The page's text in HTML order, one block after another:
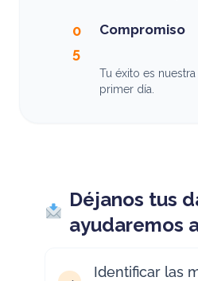
0
5
Compromiso
Tu éxito es
primer día.
Déjanos tus
ayudaremos
Identificar las